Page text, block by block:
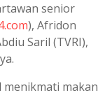
senior
), Afridon
Saril (TVRI),
menikmati makan